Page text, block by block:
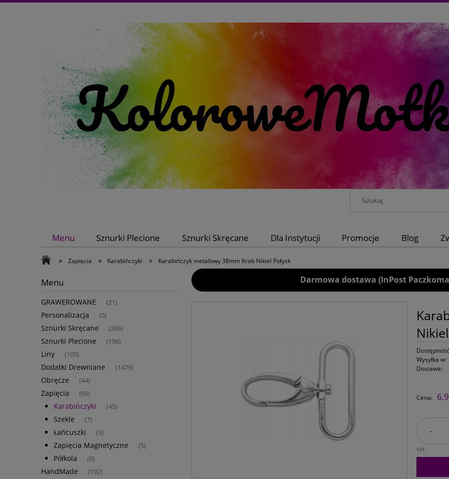
Menu Sznurki Plecione Sznurki Skręcane Dla Instytucji Promocje Blog
» Zapięcia » Karabińczyki » Karabińczyk metalowy 38mm Krab Nikiel Połysk
Menu
GRAWEROWANE (21)
Personalizacja (0)
Sznurki Skręcane (266)
Sznurki Plecione (156)
Liny (105)
Dodatki Drewniane (1479)
Obręcze (44)
Zapięcia (66)
Karabińczyki (45)
Szekle (7)
Łańcuszki (3)
Zapięcia Magnetyczne (5)
Półkola (6)
HandMade (192)
Darmowa dostawa (InPost
Wysyłka w:
Dostawa:
Cena:
-
szt.